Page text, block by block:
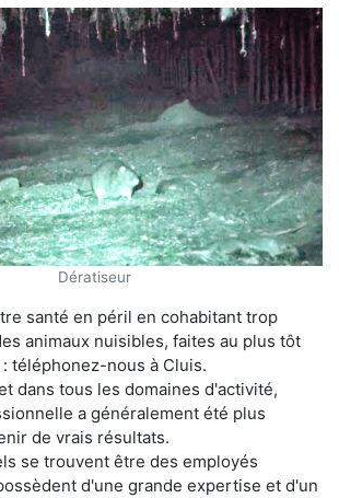
Dératiseur
santé en péril en cohabitant trop
animaux nuisibles, faites au plus tôt
téléphonez-nous à Cluis.
dans tous les domaines d'activité,
a généralement été plus
de vrais résultats.
se trouvent être des employés
d'une grande expertise et d'un